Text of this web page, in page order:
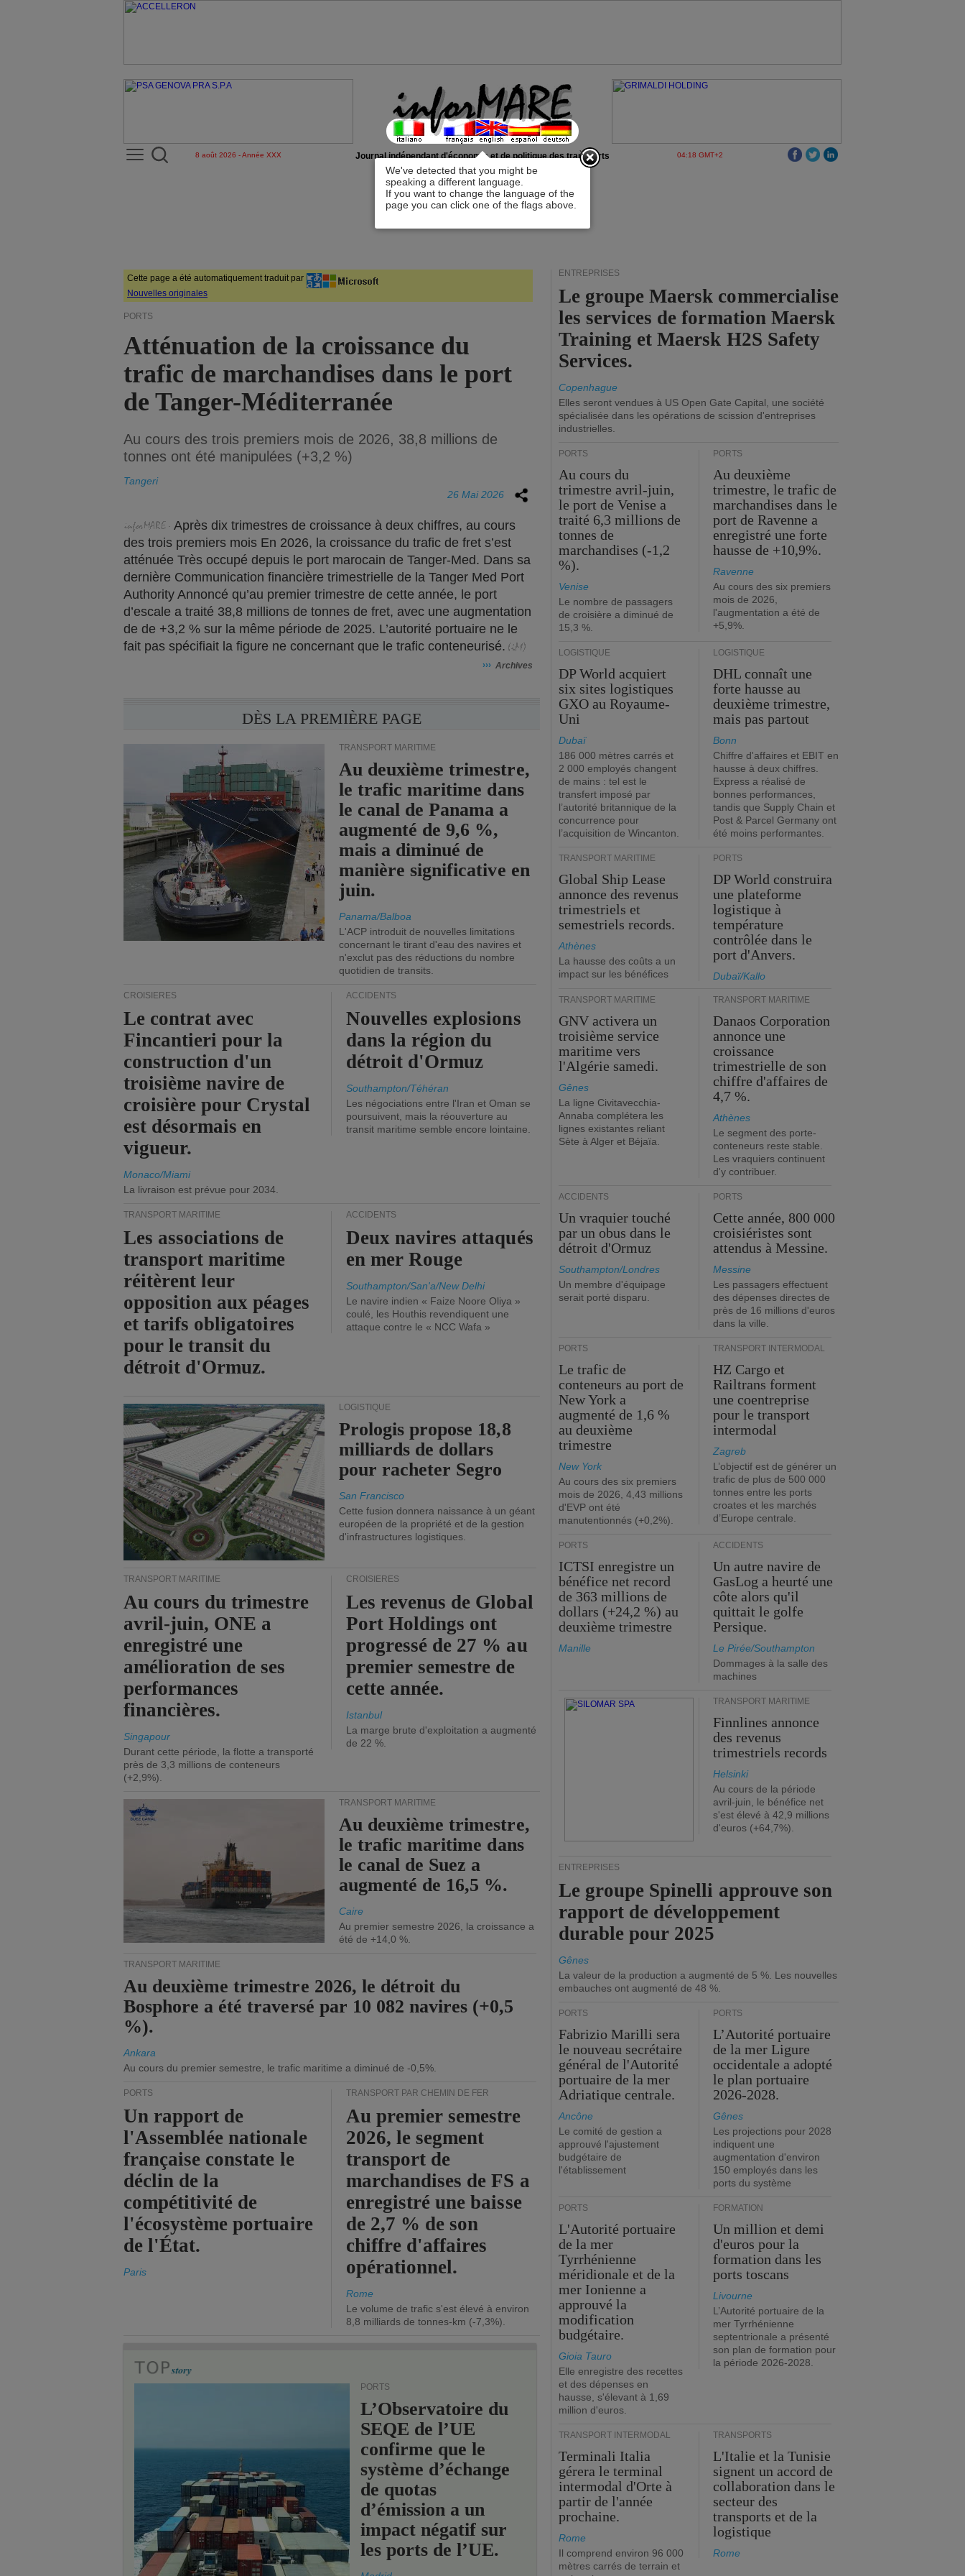
We've detected that you might be
speaking a different language.
If you want to change the language of the
page you can click one of the flags above.
x
8 août 2026 - Année XXX Journal indépendant d'économie et de politique des transports 04:18 GMT+2
Cette page a été automatiquement traduit par
Nouvelles originales
PORTS
Atténuation de la croissance du
trafic de marchandises dans le port
de Tanger-Méditerranée
Au cours des trois premiers mois de 2026, 38,8 millions de
tonnes ont été manipulées (+3,2 %)
Tangeri
26 Mai 2026
Après dix trimestres de croissance à deux chiffres, au cours
des trois premiers mois En 2026, la croissance du trafic de fret s’est
atténuée Très occupé depuis le port marocain de Tanger-Med. Dans sa
dernière Communication financière trimestrielle de la Tanger Med Port
Authority Annoncé qu’au premier trimestre de cette année, le port
d’escale a traité 38,8 millions de tonnes de fret, avec une augmentation
de de +3,2 % sur la même période de 2025. L’autorité portuaire ne le
fait pas spécifiait la figure ne concernant que le trafic conteneurisé.
››› Archives
DÈS LA PREMIÈRE PAGE
TRANSPORT MARITIME
Au deuxième trimestre,
le trafic maritime dans
le canal de Panama a
augmenté de 9,6 %,
mais a diminué de
manière significative en
juin.
Panama/Balboa
L'ACP introduit de nouvelles limitations
concernant le tirant d'eau des navires et
n'exclut pas des réductions du nombre
quotidien de transits.
CROISIÈRES
Le contrat avec
Fincantieri pour la
construction d'un
troisième navire de
croisière pour Crystal
est désormais en
vigueur.
Monaco/Miami
La livraison est prévue pour 2034.
ACCIDENTS
Nouvelles explosions
dans la région du
détroit d'Ormuz
Southampton/Téhéran
Les négociations entre l'Iran et Oman se
poursuivent, mais la réouverture au
transit maritime semble encore lointaine.
TRANSPORT MARITIME
Les associations de
transport maritime
réitèrent leur
opposition aux péages
et tarifs obligatoires
pour le transit du
détroit d'Ormuz.
ACCIDENTS
Deux navires attaqués
en mer Rouge
Southampton/San'a/New Delhi
Le navire indien « Faize Noore Oliya »
coulé, les Houthis revendiquent une
attaque contre le « NCC Wafa »
LOGISTIQUE
Prologis propose 18,8
milliards de dollars
pour racheter Segro
San Francisco
Cette fusion donnera naissance à un géant
européen de la propriété et de la gestion
d'infrastructures logistiques.
TRANSPORT MARITIME
Au cours du trimestre
avril-juin, ONE a
enregistré une
amélioration de ses
performances
financières.
Singapour
Durant cette période, la flotte a transporté
près de 3,3 millions de conteneurs
(+2,9%).
CROISIÈRES
Les revenus de Global
Port Holdings ont
progressé de 27 % au
premier semestre de
cette année.
Istanbul
La marge brute d'exploitation a augmenté
de 22 %.
TRANSPORT MARITIME
Au deuxième trimestre,
le trafic maritime dans
le canal de Suez a
augmenté de 16,5 %.
Caire
Au premier semestre 2026, la croissance a
été de +14,0 %.
TRANSPORT MARITIME
Au deuxième trimestre 2026, le détroit du
Bosphore a été traversé par 10 082 navires (+0,5
%).
Ankara
Au cours du premier semestre, le trafic maritime a diminué de -0,5%.
PORTS
Un rapport de
l'Assemblée nationale
française constate le
déclin de la
compétitivité de
l'écosystème portuaire
de l'État.
Paris
TRANSPORT PAR CHEMIN DE FER
Au premier semestre
2026, le segment
transport de
marchandises de FS a
enregistré une baisse
de 2,7 % de son
chiffre d'affaires
opérationnel.
Rome
Le volume de trafic s'est élevé à environ
8,8 milliards de tonnes-km (-7,3%).
PORTS
L’Observatoire du
SEQE de l’UE
confirme que le
système d’échange
de quotas
d’émission a un
impact négatif sur
les ports de l’UE.
ENTREPRISES
Le groupe Maersk commercialise
les services de formation Maersk
Training et Maersk H2S Safety
Services.
Copenhague
Elles seront vendues à US Open Gate Capital, une société
spécialisée dans les opérations de scission d'entreprises
industrielles.
PORTS
Au cours du
trimestre avril-juin,
le port de Venise a
traité 6,3 millions de
tonnes de
marchandises (-1,2
%).
Venise
Le nombre de passagers
de croisière a diminué de
15,3 %.
PORTS
Au deuxième
trimestre, le trafic de
marchandises dans le
port de Ravenne a
enregistré une forte
hausse de +10,9%.
Ravenne
Au cours des six premiers
mois de 2026,
l'augmentation a été de
+5,9%.
LOGISTIQUE
DP World acquiert
six sites logistiques
GXO au Royaume-
Uni
Dubaï
186 000 mètres carrés et
2 000 employés changent
de mains : tel est le
transfert imposé par
l’autorité britannique de la
concurrence pour
l’acquisition de Wincanton.
LOGISTIQUE
DHL connaît une
forte hausse au
deuxième trimestre,
mais pas partout
Bonn
Chiffre d'affaires et EBIT en
hausse à deux chiffres.
Express a réalisé de
bonnes performances,
tandis que Supply Chain et
Post & Parcel Germany ont
été moins performantes.
TRANSPORT MARITIME
Global Ship Lease
annonce des revenus
trimestriels et
semestriels records.
Athènes
La hausse des coûts a un
impact sur les bénéfices
PORTS
DP World construira
une plateforme
logistique à
température
contrôlée dans le
port d'Anvers.
Dubaï/Kallo
TRANSPORT MARITIME
GNV activera un
troisième service
maritime vers
l'Algérie samedi.
Gênes
La ligne Civitavecchia-
Annaba complétera les
lignes existantes reliant
Sète à Alger et Béjaïa.
TRANSPORT MARITIME
Danaos Corporation
annonce une
croissance
trimestrielle de son
chiffre d'affaires de
4,7 %.
Athènes
Le segment des porte-
conteneurs reste stable.
Les vraquiers continuent
d'y contribuer.
ACCIDENTS
Un vraquier touché
par un obus dans le
détroit d'Ormuz
Southampton/Londres
Un membre d'équipage
serait porté disparu.
PORTS
Cette année, 800 000
croisiéristes sont
attendus à Messine.
Messine
Les passagers effectuent
des dépenses directes de
près de 16 millions d'euros
dans la ville.
PORTS
Le trafic de
conteneurs au port de
New York a
augmenté de 1,6 %
au deuxième
trimestre
New York
Au cours des six premiers
mois de 2026, 4,43 millions
d'EVP ont été
manutentionnés (+0,2%).
TRANSPORT INTERMODAL
HZ Cargo et
Railtrans forment
une coentreprise
pour le transport
intermodal
Zagreb
L’objectif est de générer un
trafic de plus de 500 000
tonnes entre les ports
croates et les marchés
d’Europe centrale.
PORTS
ICTSI enregistre un
bénéfice net record
de 363 millions de
dollars (+24,2 %) au
deuxième trimestre
Manille
ACCIDENTS
Un autre navire de
GasLog a heurté une
côte alors qu'il
quittait le golfe
Persique.
Le Pirée/Southampton
Dommages à la salle des
machines
TRANSPORT MARITIME
Finnlines annonce
des revenus
trimestriels records
Helsinki
Au cours de la période
avril-juin, le bénéfice net
s'est élevé à 42,9 millions
d'euros (+64,7%).
ENTREPRISES
Le groupe Spinelli approuve son
rapport de développement
durable pour 2025
Gênes
La valeur de la production a augmenté de 5 %. Les nouvelles
embauches ont augmenté de 48 %.
PORTS
Fabrizio Marilli sera
le nouveau secrétaire
général de l'Autorité
portuaire de la mer
Adriatique centrale.
Ancône
Le comité de gestion a
approuvé l'ajustement
budgétaire de
l'établissement
PORTS
L’Autorité portuaire
de la mer Ligure
occidentale a adopté
le plan portuaire
2026-2028.
Gênes
Les projections pour 2028
indiquent une
augmentation d'environ
150 employés dans les
ports du système
PORTS
L'Autorité portuaire
de la mer
Tyrrhénienne
méridionale et de la
mer Ionienne a
approuvé la
modification
budgétaire.
Gioia Tauro
Elle enregistre des recettes
et des dépenses en
hausse, s'élevant à 1,69
million d'euros.
FORMATION
Un million et demi
d'euros pour la
formation dans les
ports toscans
Livourne
L’Autorité portuaire de la
mer Tyrrhénienne
septentrionale a présenté
son plan de formation pour
la période 2026-2028.
TRANSPORT INTERMODAL
Terminali Italia
gérera le terminal
intermodal d'Orte à
partir de l'année
prochaine.
Rome
Il comprend environ 96 000
mètres carrés de terrain et
TRANSPORTS
L'Italie et la Tunisie
signent un accord de
collaboration dans le
secteur des
transports et de la
logistique
Rome